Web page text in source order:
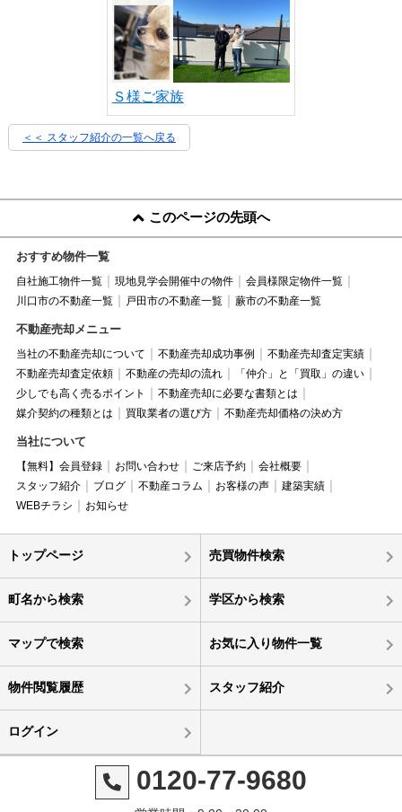
Ｓ様ご家族
＜＜ スタッフ紹介の一覧へ戻る
このページの先頭へ
おすすめ物件一覧
自社施工物件一覧 現地見学会開催中の物件
会員様限定物件一覧
川口市の不動産一覧
戸田市の不動産一覧 蕨市の不動産一覧
不動産売却メニュー
当社の不動産売却について 不動産売却成功事例
不動産売却査定実績
不動産売却査定依頼
不動産の売却の流れ
「仲介」と「買取」の違い
少しでも高く売るポイント
不動産売却に必要な書類とは
媒介契約の種類とは
買取業者の選び方 不動産売却価格の決め方
当社について
【無料】会員登録 お問い合わせ ご来店予約
会社概要
スタッフ紹介
ブログ 不動産コラム お客様の声
建築実績
WEBチラシ
お知らせ
トップページ 売買物件検索
町名から検索 学区から検索
マップで検索 お気に入り物件一覧
物件閲覧履歴 スタッフ紹介
ログイン
0120-77-9680